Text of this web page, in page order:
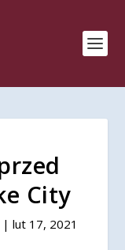
City
| lut 17, 2021